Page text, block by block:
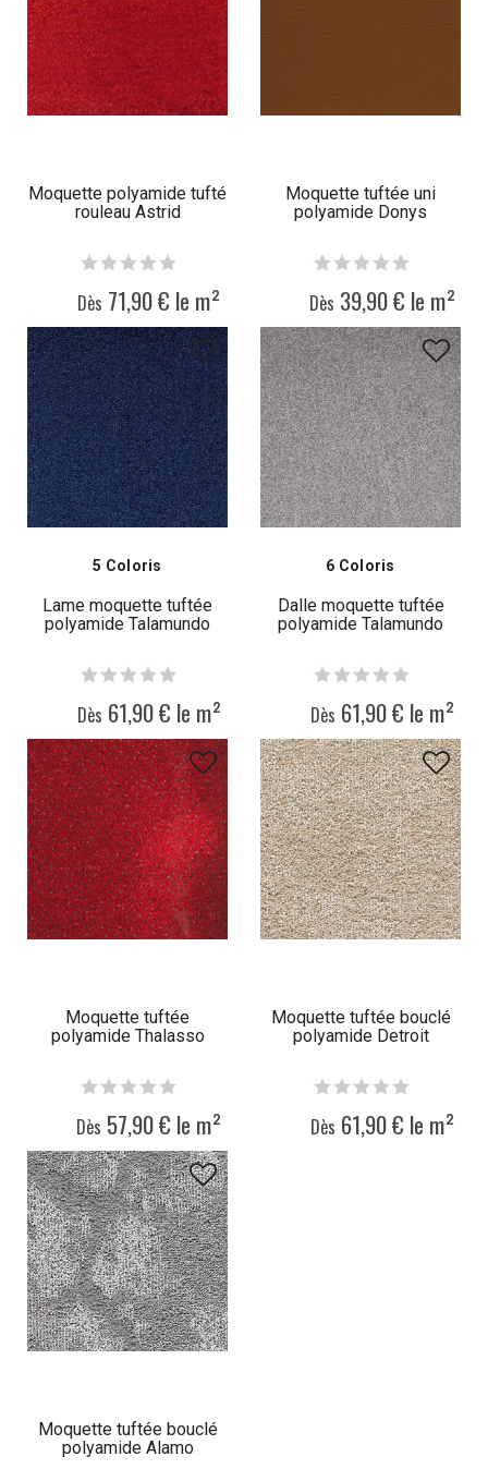
Moquette polyamide tufté
rouleau Astrid
Dès 71,90 € le m²
Moquette tuftée uni
polyamide Donys
Dès 39,90 € le m²
5 Coloris
Lame moquette tuftée
polyamide Talamundo
Dès 61,90 € le m²
6 Coloris
Dalle moquette tuftée
polyamide Talamundo
Dès 61,90 € le m²
Moquette tuftée
polyamide Thalasso
Dès 57,90 € le m²
Moquette tuftée bouclé
polyamide Detroit
Dès 61,90 € le m²
Moquette tuftée bouclé
polyamide Alamo